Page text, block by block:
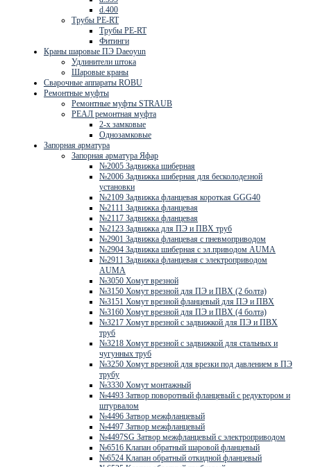
d.400
Трубы PE-RT
Трубы PE-RT
Фитинги
Краны шаровые ПЭ Daeoyun
Удлинители штока
Шаровые краны
Сварочные аппараты ROBU
Ремонтные муфты
Ремонтные муфты STRAUB
РЕАЛ ремонтная муфта
2-х замковые
Однозамковые
Запорная арматура
Запорная арматура Яфар
№2005 Задвижка шиберная
№2006 Задвижка шиберная для бесколодезной
установки
№2109 Задвижка фланцевая короткая GGG40
№2111 Задвижка фланцевая
№2117 Задвижка фланцевая
№2123 Задвижка для ПЭ и ПВХ труб
№2901 Задвижка фланцевая с пневмоприводом
№2904 Задвижка шиберная с эл.приводом AUMA
№2911 Задвижка фланцевая с электроприводом
AUMA
№3050 Хомут врезной
№3150 Хомут врезной для ПЭ и ПВХ (2 болта)
№3151 Хомут врезной фланцевый для ПЭ и ПВХ
№3160 Хомут врезной для ПЭ и ПВХ (4 болта)
№3217 Хомут врезной с задвижкой для ПЭ и ПВХ
труб
№3218 Хомут врезной с задвижкой для стальных и
чугунных труб
№3250 Хомут врезной для врезки под давлением в ПЭ
трубу
№3330 Хомут монтажный
№4493 Затвор поворотный фланцевый с редуктором и
штурвалом
№4496 Затвор межфланцевый
№4497 Затвор межфланцевый
№4497SG Затвор межфланцевый с электроприводом
№6516 Клапан обратный шаровой фланцевый
№6524 Клапан обратный откидной фланцевый